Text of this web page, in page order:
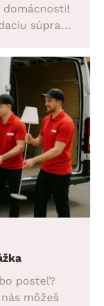
domácnosti!
súpravu
posteľ?
môžeš